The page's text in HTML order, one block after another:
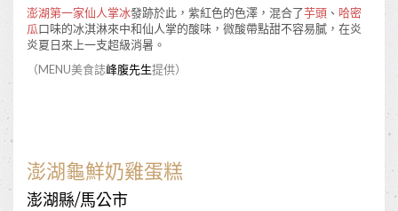
澎湖第一家仙人掌冰發跡於此，紫紅色的色澤，混合了芋頭 、 哈密
瓜口味的冰淇淋來中和仙人掌的酸味，微酸帶點甜不容易膩，在炎
炎夏日來上一支超級消暑。
（MENU美食誌峰腹先生提供）
澎湖龜鮮奶雞蛋糕
澎湖縣/馬公市